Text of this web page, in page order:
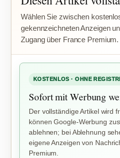
Wählen Sie zwischen
gekennzeichneten Anzeigen
Zugang über France Premium.
KOSTENLOS · OHNE
Sofort mit Werbung
Der vollständige Artikel wird
können Google-Werbung
ablehnen; bei Ablehnung
eigene Anzeigen von
Premium.